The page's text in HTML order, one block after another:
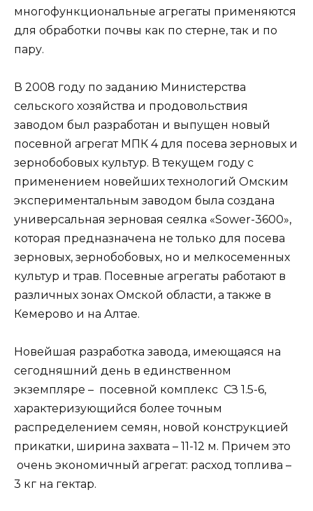
многофункциональные агрегаты применяются
для обработки почвы как по стерне, так и по
пару.
В 2008 году по заданию Министерства
сельского хозяйства и продовольствия
заводом был разработан и выпущен новый
посевной агрегат МПК 4 для посева зерновых и
зернобобовых культур. В текущем году с
применением новейших технологий Омским
экспериментальным заводом была создана
универсальная зерновая сеялка «Sower-3600»,
которая предназначена не только для посева
зерновых, зернобобовых, но и мелкосеменных
культур и трав. Посевные агрегаты работают в
различных зонах Омской области, а также в
Кемерово и на Алтае.
Новейшая разработка завода, имеющаяся на
сегодняшний день в единственном
экземпляре – посевной комплекс СЗ 1.5-6,
характеризующийся более точным
распределением семян, новой конструкцией
прикатки, ширина захвата – 11-12 м. Причем это
очень экономичный агрегат: расход топлива –
3 кг на гектар.